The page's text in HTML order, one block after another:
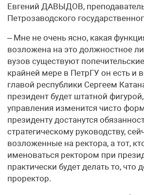
Евгений ДАВЫДОВ,
Петрозаводского
– Мне не очень ясно, какая
возложена на это должностное
вузов существуют
крайней мере в ПетрГУ он есть и
главой республики Сергеем
президент будет штатной
управления изменится чисто
президенту достанутся
стратегическому руководству,
возложенные на ректора, а тот,
именоваться ректором при
практически будет делать то, что
проректор.